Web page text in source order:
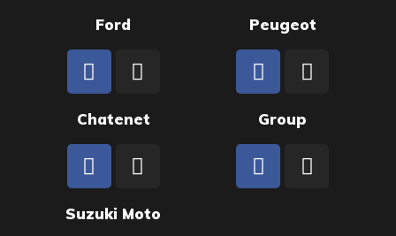
Ford Peugeot
Chatenet Group
Suzuki Moto